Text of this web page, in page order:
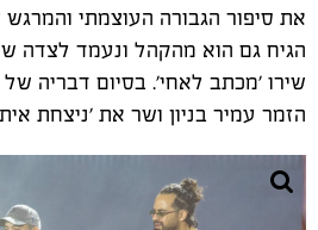
את סיפור הגבורה העוצמתי
הגיח גם הוא מהקהל ונעמד לצדה
שירו 'מכתב לאחי'. בסיום דבריה
הזמר עמיר בניון ושר את 'ניצחת